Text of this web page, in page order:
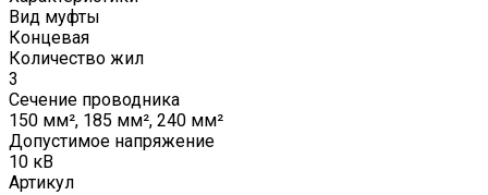
Вид муфты
Концевая
Количество жил
3
Сечение проводника
150 мм², 185 мм², 240 мм²
Допустимое напряжение
10 кВ
Артикул